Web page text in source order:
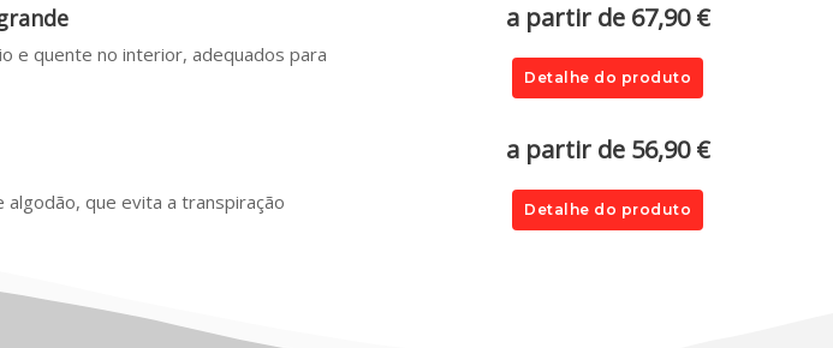
e quente no interior, adequados para
a partir de 67,90 €
Detalhe do produto
que evita a transpiração
a partir de 56,90 €
Detalhe do produto